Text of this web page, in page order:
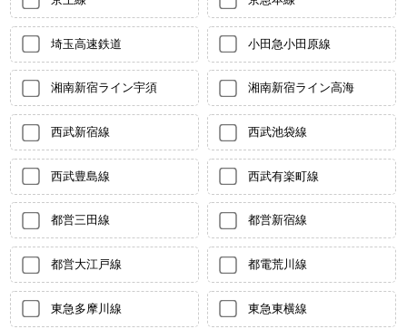
埼玉高速鉄道 小田急小田原線
湘南新宿ライン宇須 湘南新宿ライン高海
西武新宿線 西武池袋線
西武豊島線 西武有楽町線
都営三田線 都営新宿線
都営大江戸線 都電荒川線
東急多摩川線 東急東横線